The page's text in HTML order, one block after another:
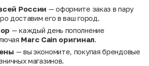
России — оформите заказ в пару
доставим его в ваш город.
— каждый день пополнение
Marc Cain оригинал.
— вы экономите, покупая брендовые
магазинов.